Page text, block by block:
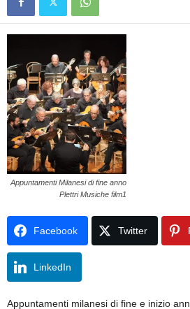
Appuntamenti Milanesi di fine anno
Plettri Musiche film1
Facebook Twitter
LinkedIn
Appuntamenti milanesi di fine e inizio